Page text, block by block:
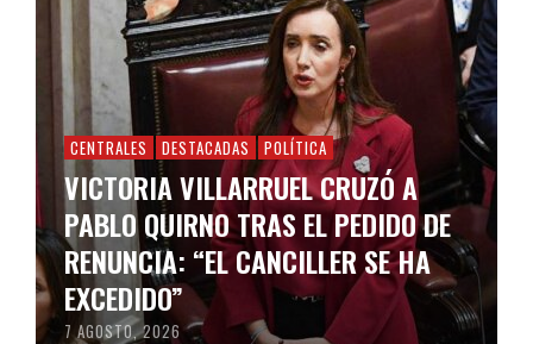
CENTRALES DESTACADAS POLÍTICA
VICTORIA VILLARRUEL CRUZÓ A
PABLO QUIRNO TRAS EL PEDIDO DE
RENUNCIA: “EL CANCILLER SE HA
EXCEDIDO”
7 AGOSTO, 2026